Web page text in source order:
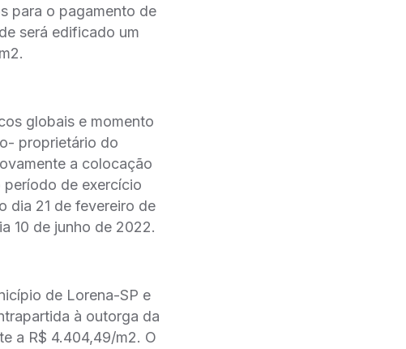
para o pagamento de
será edificado um
globais e momento
proprietário do
a colocação
de exercício
dia 21 de fevereiro de
10 de junho de 2022.
de Lorena-SP e
à outorga da
a R$ 4.404,49/m2. O